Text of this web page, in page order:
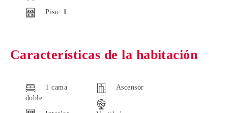
Piso: 1
Características de la habitación
1 cama
doble
Ascensor